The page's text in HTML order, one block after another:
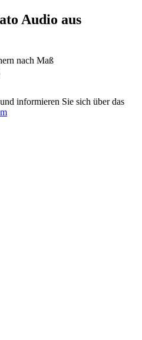
Audio aus
nach Maß
informieren Sie sich über das